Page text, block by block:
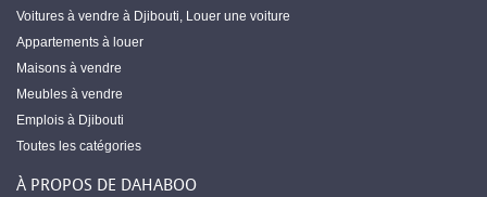
Voitures à vendre à Djibouti, Louer une voiture
Appartements à louer
Maisons à vendre
Meubles à vendre
Emplois à Djibouti
Toutes les catégories
À PROPOS DE DAHABOO